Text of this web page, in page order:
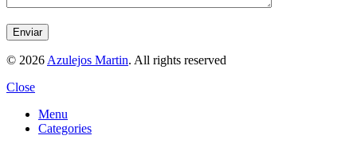
© 2026 Azulejos Martin. All rights reserved
Close
Menu
Categories